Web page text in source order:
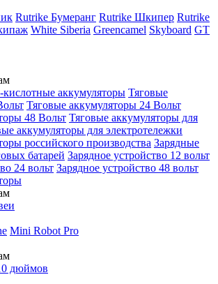
Rutrike Бумеранг Rutrike Шкипер Rutrike
White Siberia Greencamel Skyboard GT
аккумуляторы Тяговые
Тяговые аккумуляторы 24 Вольт
48 Вольт Тяговые аккумуляторы для
аккумуляторы для электротележки
российского производства Зарядные
батарей Зарядное устройство 12 вольт
24 вольт Зарядное устройство 48 вольт
Mini Robot Pro
дюймов